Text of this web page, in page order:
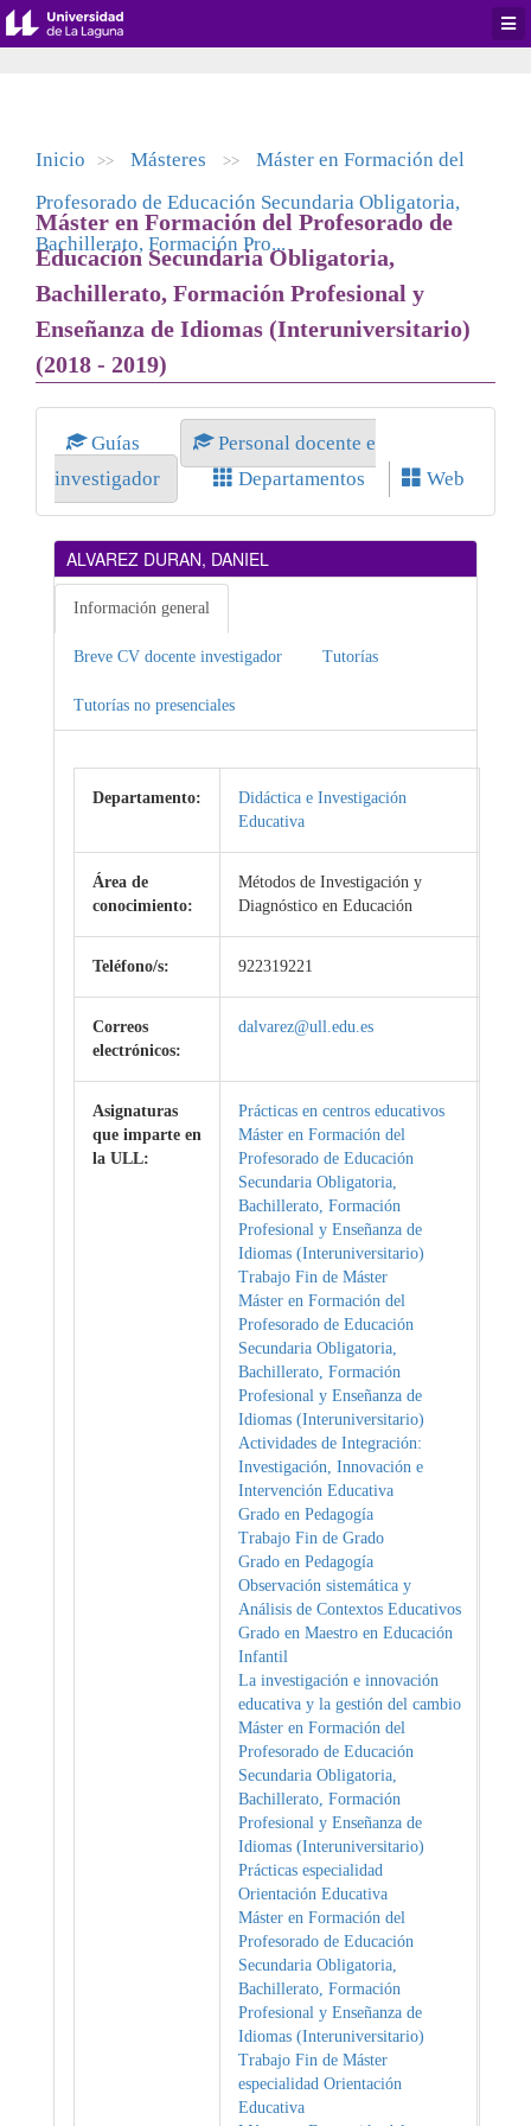
Inicio >> Másteres >>
Máster en Formación del
Profesorado de Educación Secundaria Obligatoria,
Bachillerato, Formación Pro...
Máster en Formación del Profesorado de
Educación Secundaria Obligatoria,
Bachillerato, Formación Profesional y
Enseñanza de Idiomas (Interuniversitario)
(2018 - 2019)
Guías
Personal docente e
investigador
Departamentos Web
ALVAREZ DURAN, DANIEL
Información general
Breve CV docente investigador Tutorías
Tutorías no presenciales
Departamento:
Didáctica e Investigación
Educativa
Área de
conocimiento:
Métodos de Investigación y
Diagnóstico en Educación
Teléfono/s: 922319221
Correos
electrónicos:
dalvarez@ull.edu.es
Asignaturas
que imparte en
la ULL:
Prácticas en centros educativos
Máster en Formación del
Profesorado de Educación
Secundaria Obligatoria,
Bachillerato, Formación
Profesional y Enseñanza de
Idiomas (Interuniversitario)
Trabajo Fin de Máster
Máster en Formación del
Profesorado de Educación
Secundaria Obligatoria,
Bachillerato, Formación
Profesional y Enseñanza de
Idiomas (Interuniversitario)
Actividades de Integración:
Investigación, Innovación e
Intervención Educativa
Grado en Pedagogía
Trabajo Fin de Grado
Grado en Pedagogía
Observación sistemática y
Análisis de Contextos Educativos
Grado en Maestro en Educación
Infantil
La investigación e innovación
educativa y la gestión del cambio
Máster en Formación del
Profesorado de Educación
Secundaria Obligatoria,
Bachillerato, Formación
Profesional y Enseñanza de
Idiomas (Interuniversitario)
Prácticas especialidad
Orientación Educativa
Máster en Formación del
Profesorado de Educación
Secundaria Obligatoria,
Bachillerato, Formación
Profesional y Enseñanza de
Idiomas (Interuniversitario)
Trabajo Fin de Máster
especialidad Orientación
Educativa